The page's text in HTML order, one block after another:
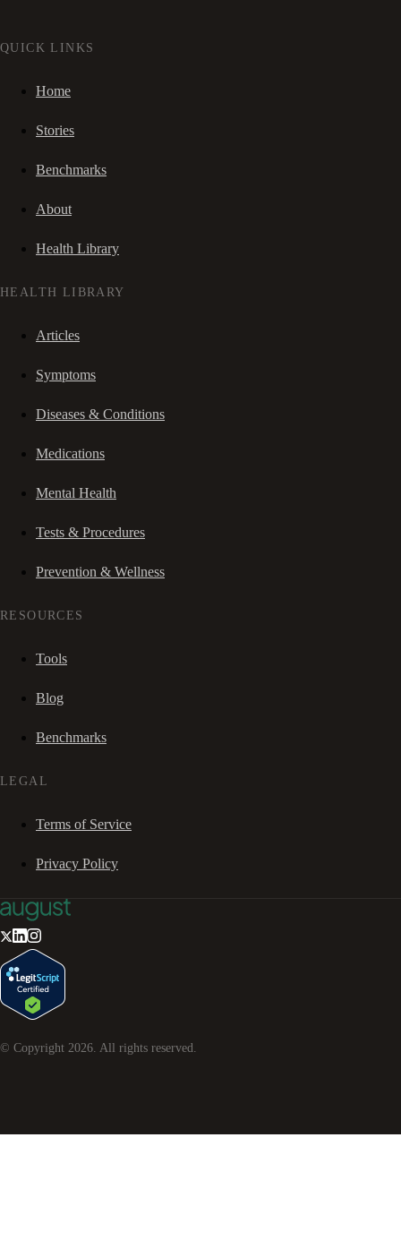
QUICK LINKS
Home
Stories
Benchmarks
About
Health Library
HEALTH LIBRARY
Articles
Symptoms
Diseases & Conditions
Medications
Mental Health
Tests & Procedures
Prevention & Wellness
RESOURCES
Tools
Blog
Benchmarks
LEGAL
Terms of Service
Privacy Policy
© Copyright 2026 . All rights reserved.